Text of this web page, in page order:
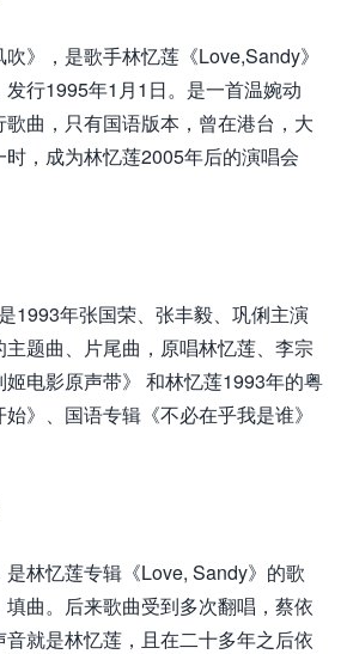
》，是歌手林忆莲《Love,Sandy》
行1995年1月1日。是一首温婉动
曲，只有国语版本，曾在港台，大
，成为林忆莲2005年后的演唱会
1993年张国荣、张丰毅、巩俐主演
题曲、片尾曲，原唱林忆莲、李宗
电影原声带》 和林忆莲1993年的粤
》、国语专辑《不必在乎我是谁》
是林忆莲专辑《Love, Sandy》的歌
曲。后来歌曲受到多次翻唱，蔡依
就是林忆莲，且在二十多年之后依